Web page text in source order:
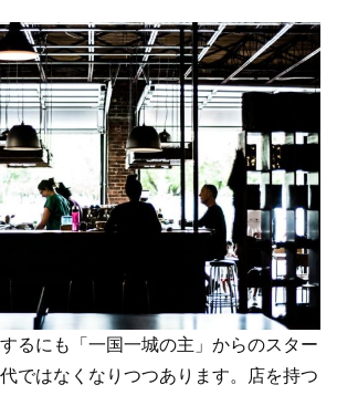
るにも「一国一城の主」からのスター
ではなくなりつつあります。店を持つ